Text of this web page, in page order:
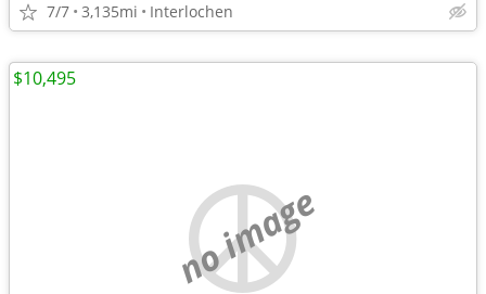
7/7 3,135mi Interlochen
no image
$10,495